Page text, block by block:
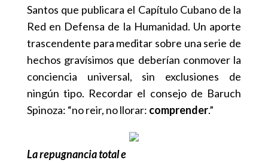
Santos que publicara el Capítulo Cubano de la
Red en Defensa de la Humanidad. Un aporte
trascendente para meditar sobre una serie de
hechos gravísimos que deberían conmover la
conciencia universal, sin exclusiones de
ningún tipo. Recordar el consejo de Baruch
Spinoza: “no reir, no llorar: comprender.”
La repugnancia total e